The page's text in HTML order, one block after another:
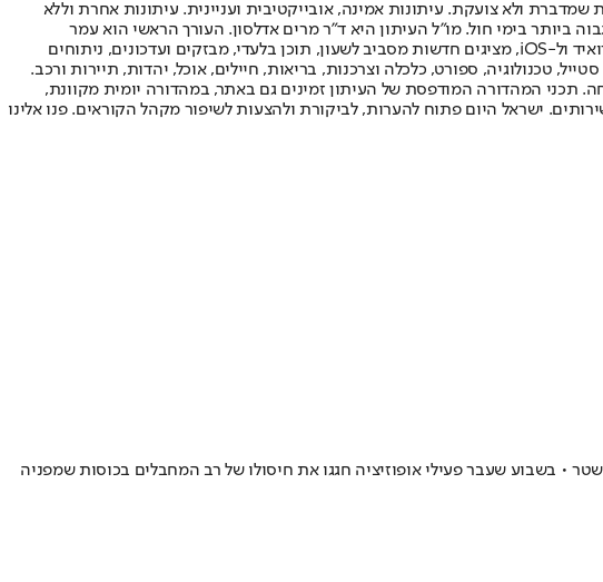
ולא צועקת. עיתונות אמינה, אובייקטיבית ועניינית. עיתונות אחרת וללא
הישראלי בעל שיעור החשיפה הגבוה ביותר בימי חול. מו"ל העיתון היא ד"ר מרים אדלסון. העורך הראשי הוא עמר
לחמנוביץ, והעורך המייסד הוא עמוס רגב. אתרי האינטרנט של "ישראל היום" בעברית ובאנגלית, כמו כן היישומונים (אפליקציות) לאנדרואיד ול-iOS, מציגים חדשות מסביב לשעון, תוכן בלעדי, מבזקים ועדכונים, ניתוחים
טכנולוגיה, ספורט, כלכלה וצרכנות, בריאות, חיילים, אוכל, יהדות, תיירות ורכב.
תכני המהדורה המודפסת של העיתון זמינים גם באתר, במהדורה יומית מקוונת,
ישראל היום פתוח להערות, לביקורת ולהצעות לשיפור מקהל הקוראים. פנו אלינו
• בשבוע שעבר פעילי אופוזיציה חגגו את חיסולו של רב המחבלים בכוסות שמפניה